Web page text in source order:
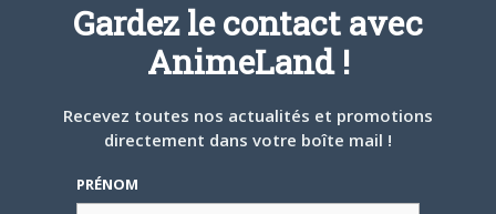
0
– Spécial Posters est
disponible !
Gardez le contact avec
AnimeLand !
Recevez toutes nos actualités et promotions
directement dans votre boîte mail !
PRÉNOM